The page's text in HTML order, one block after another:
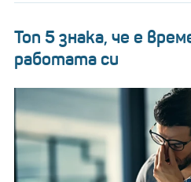
Топ 5 знака, че е
работата си